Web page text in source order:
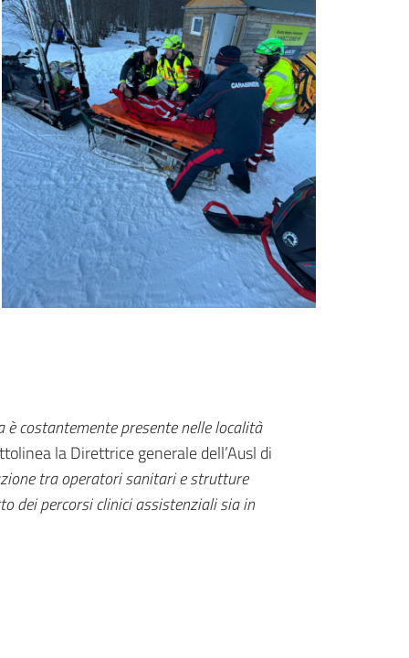
costantemente presente nelle località
la Direttrice generale dell’Ausl di
tra operatori sanitari e strutture
dei percorsi clinici assistenziali sia in